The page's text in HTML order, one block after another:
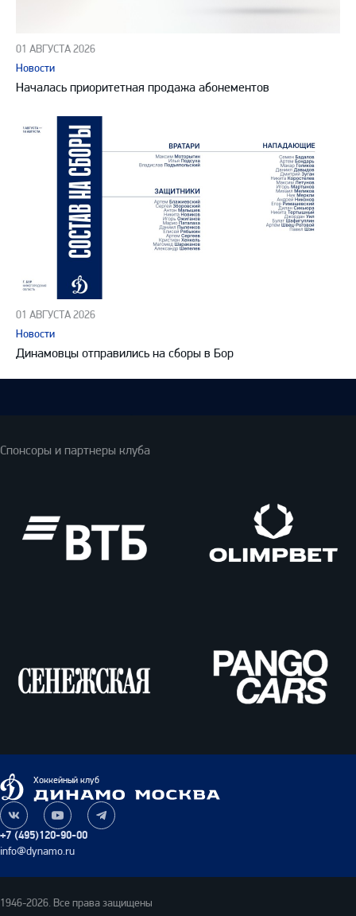
01 АВГУСТА 2026
Новости
Началась приоритетная продажа абонементов
01 АВГУСТА 2026
Новости
Динамовцы отправились на сборы в Бор
Спонсоры и партнеры клуба
Cars
Динамо
Москва
Хоккейный клуб
+7 (495)120-90-00
info@dynamo.ru
Наша
группа
ВКонтакте
Наш
канал
на
Наш
канал
1946-2026. Все права защищены